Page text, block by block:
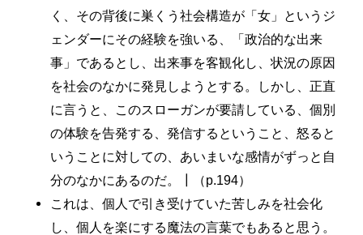
く、その背後に巣くう社会構造が「女」というジ
ェンダーにその経験を強いる、「政治的な出来
事」であるとし、出来事を客観化し、状況の原因
を社会のなかに発見しようとする。しかし、正直
に言うと、このスローガンが要請している、個別
の体験を告発する、発信するということ、怒ると
いうことに対しての、あいまいな感情がずっと自
分のなかにあるのだ。┃（p.194）
これは、個人で引き受けていた苦しみを社会化
し、個人を楽にする魔法の言葉でもあると思う。